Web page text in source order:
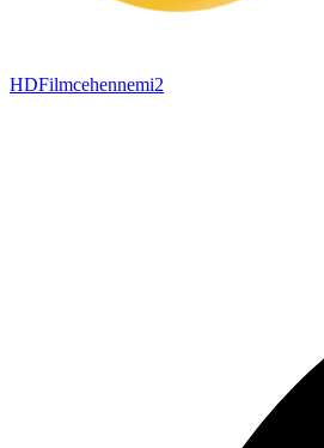
HDFilmcehennemi2